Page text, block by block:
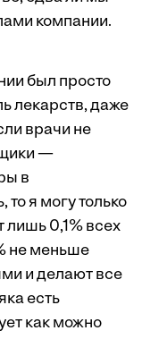
компании.
был просто
лекарств, даже
врачи не
—
в
я могу только
лишь 0,1% всех
не меньше
и делают все
есть
как можно